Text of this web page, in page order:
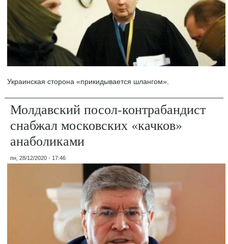
Украинская сторона «прикидывается шлангом».
Молдавский посол-контрабандист
снабжал московских «качков»
анаболиками
пн, 28/12/2020 - 17:46